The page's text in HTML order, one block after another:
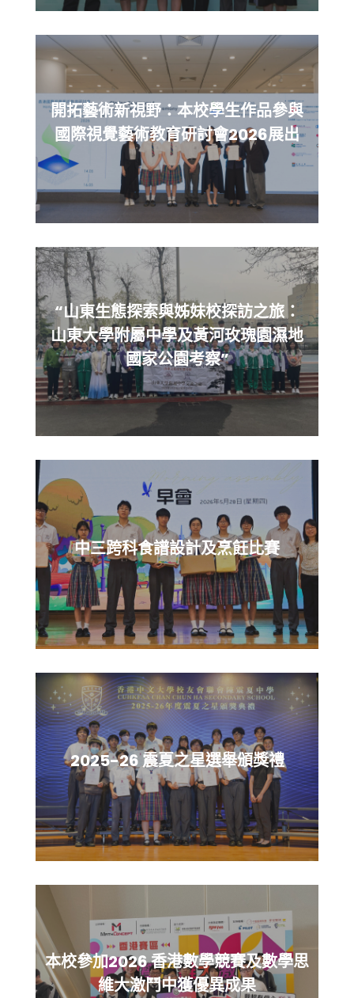
開拓藝術新視野：本校學生作品參與
國際視覺藝術教育研討會2026展出
“山東生態探索與姊妹校探訪之旅：
山東大學附屬中學及黃河玫瑰園濕地
國家公園考察”
中三跨科食譜設計及烹飪比賽
2025-26 震夏之星選舉頒獎禮
本校參加2026 香港數學競賽及數學思
維大激鬥中獲優異成果